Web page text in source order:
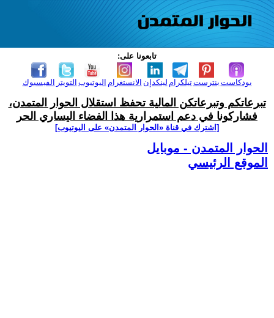
تابعونا على:
الفيسبوك التويتر اليوتيوب الانستغرام لينكدإن تيلكرامبنترست بودكاست
تبرعاتكم وتبرعاتكن المالية تحفظ استقلال الحوار المتمدن،
فشاركونا في دعم استمرارية هذا الفضاء اليساري الحر
[اشترك في قناة ‫«الحوار المتمدن» على اليوتيوب]
الحوار المتمدن - موبايل
الموقع الرئيسي